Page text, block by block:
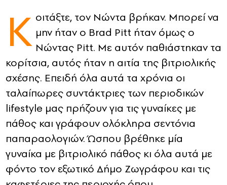
DRIVE
SPORTS
DIA Y NOCHE
CONTACT
ADVERTISE
K oιτάξτε, τον Νώντα βρήκαν. Μπορεί να
μην ήταν ο Brad Pitt ήταν όμως ο
Nώντας Pitt. Με αυτόν παθιάστηκαν τα
κορίτσια, αυτός ήταν η αιτία της βιτριολικής
σχέσης. Επειδή όλα αυτά τα χρόνια οι
ταλαίπωρες συντάκτριες των περιοδικών
lifestyle μας πρήζουν για τις γυναίκες με
πάθος και γράφουν ολόκληρα σεντόνια
παπαραολογιών. Ώσπου βρέθηκε μία
γυναίκα με βιτριολικό πάθος κι όλα αυτά με
φόντο τον εξωτικό Δήμο Ζωγράφου και τις